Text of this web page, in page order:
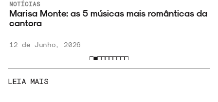
NOTÍCIAS
Marisa Monte: as 5 músicas mais românticas da
cantora
12 de Junho, 2026
LEIA MAIS